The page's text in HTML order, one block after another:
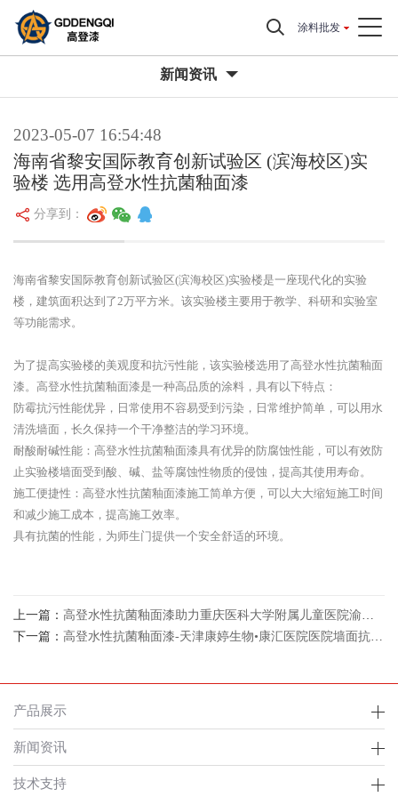
涂料批发
新闻资讯
2023-05-07 16:54:48
海南省黎安国际教育创新试验区 (滨海校区)实
验楼 选用高登水性抗菌釉面漆
分享到：
海南省黎安国际教育创新试验区(滨海校区)实验楼是一座现代化的实验
楼，建筑面积达到了2万平方米。该实验楼主要用于教学、科研和实验室
等功能需求。
为了提高实验楼的美观度和抗污性能，该实验楼选用了高登水性抗菌釉面
漆。高登水性抗菌釉面漆是一种高品质的涂料，具有以下特点：
防霉抗污性能优异，日常使用不容易受到污染，日常维护简单，可以用水
清洗墙面，长久保持一个干净整洁的学习环境。
耐酸耐碱性能：高登水性抗菌釉面漆具有优异的防腐蚀性能，可以有效防
止实验楼墙面受到酸、碱、盐等腐蚀性物质的侵蚀，提高其使用寿命。
施工便捷性：高登水性抗菌釉面漆施工简单方便，可以大大缩短施工时间
和减少施工成本，提高施工效率。
具有抗菌的性能，为师生门提供一个安全舒适的环境。
上一篇： 高登水性抗菌釉面漆助力重庆医科大学附属儿童医院渝中院区
下一篇： 高登水性抗菌釉面漆-天津康婷生物•康汇医院医院墙面抗菌涂料案例
产品展示
新闻资讯
技术支持